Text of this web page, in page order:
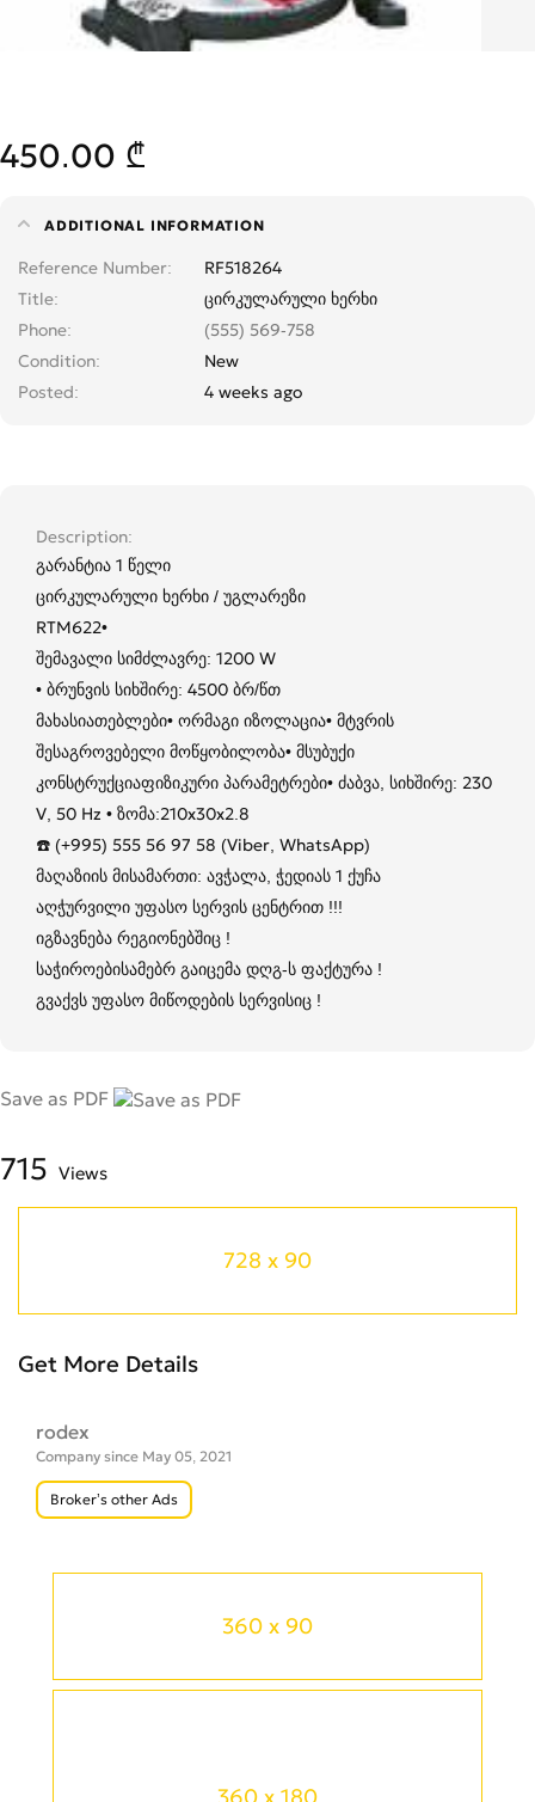
360 x 90
450.00 ₾
ADDITIONAL INFORMATION
Reference Number
RF518264
Title
ცირკულარული ხერხი
Phone
(555) 569-758
Condition
New
Posted
4 weeks ago
Description
გარანტია 1 წელი
ცირკულარული ხერხი / უგლარეზი
RTM622•
შემავალი სიმძლავრე: 1200 W
• ბრუნვის სიხშირე: 4500 ბრ/წთ
მახასიათებლები• ორმაგი იზოლაცია• მტვრის
შესაგროვებელი მოწყობილობა• მსუბუქი
კონსტრუქციაფიზიკური პარამეტრები• ძაბვა, სიხშირე: 230
V, 50 Hz • ზომა:210x30x2.8
☎️ (+995) 555 56 97 58 (Viber, WhatsApp)
მაღაზიის მისამართი: ავჭალა, ჭედიას 1 ქუჩა
აღჭურვილი უფასო სერვის ცენტრით !!!
იგზავნება რეგიონებშიც !
საჭიროებისამებრ გაიცემა დღგ-ს ფაქტურა !
გვაქვს უფასო მიწოდების სერვისიც !
Save as PDF
715 Views
728 x 90
Get More Details
rodex
Company since May 05, 2021
Broker’s other Ads